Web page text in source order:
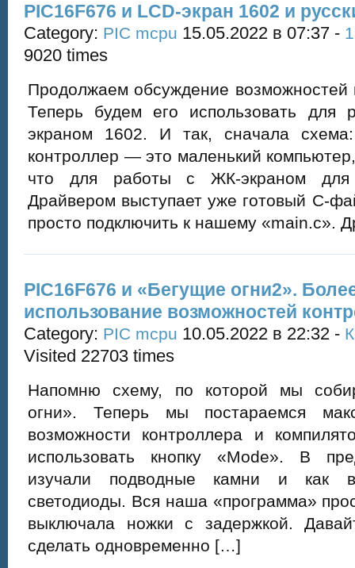
PIC16F676 и LCD-экран 1602 и
Category: PIC mcpu 15.05.2022 в 07:37 -
9020 times
Продолжаем обсуждение возможностей
Теперь будем его использовать для
экраном 1602. И так, сначала
контроллер — это маленький
что для работы с ЖК-экраном для
Драйвером выступает уже готовый C-
просто подключить к нашему «main.c».
PIC16F676 и «Бегущие огни2».
использование возможностей
Category: PIC mcpu 10.05.2022 в 22:32 -
Visited 22703 times
Напомню схему, по которой мы
огни». Теперь мы постараемся
возможности контроллера и
использовать кнопку «Mode». В
изучали подводные камни и как
светодиоды. Вся наша «программа»
выключала ножки с задержкой.
сделать одновременно […]